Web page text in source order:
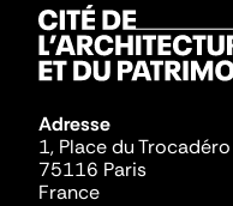
Adresse
1, Place du
75116 Paris
France